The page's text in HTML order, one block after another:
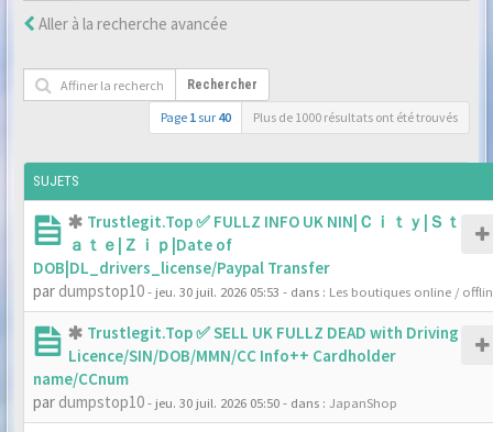
Aller à la recherche avancée
Rechercher
Page 1 sur 40 Plus de 1000 résultats ont été trouvés
SUJETS
Trustlegit.Top ✅ FULLZ INFO UK NIN|Ｃｉｔｙ|Ｓｔ
ａｔｅ|Ｚｉｐ|Date of
DOB|DL_drivers_license/Paypal Transfer
par dumpstop10- jeu. 30 juil. 2026 05:53 - dans : Les boutiques online /
Trustlegit.Top ✅ SELL UK FULLZ DEAD with Driving
Licence/SIN/DOB/MMN/CC Info++ Cardholder
name/CCnum
par dumpstop10- jeu. 30 juil. 2026 05:50- dans : JapanShop